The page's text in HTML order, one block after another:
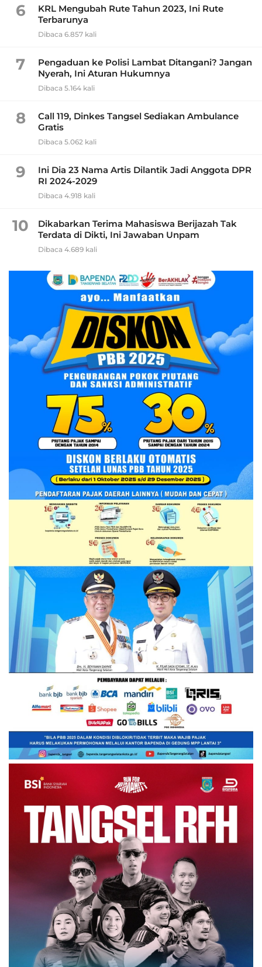
6
KRL Mengubah Rute Tahun 2023, Ini Rute
Terbarunya
Dibaca 6.857 kali
7
Pengaduan ke Polisi Lambat Ditangani? Jangan
Nyerah, Ini Aturan Hukumnya
Dibaca 5.164 kali
8
Call 119, Dinkes Tangsel Sediakan Ambulance
Gratis
Dibaca 5.062 kali
9
Ini Dia 23 Nama Artis Dilantik Jadi Anggota DPR
RI 2024-2029
Dibaca 4.918 kali
10
Dikabarkan Terima Mahasiswa Berijazah Tak
Terdata di Dikti, Ini Jawaban Unpam
Dibaca 4.689 kali